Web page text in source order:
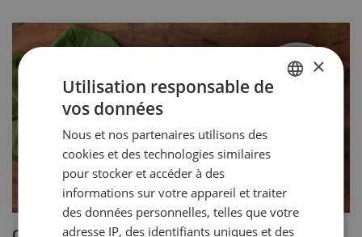
×
Utilisation responsable de
vos données
Nous et nos partenaires utilisons des
cookies et des technologies similaires
pour stocker et accéder à des
informations sur votre appareil et traiter
des données personnelles, telles que votre
adresse IP, des identifiants uniques et des